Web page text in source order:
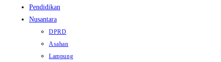
Pendidikan
Nusantara
DPRD
Asahan
Lampung